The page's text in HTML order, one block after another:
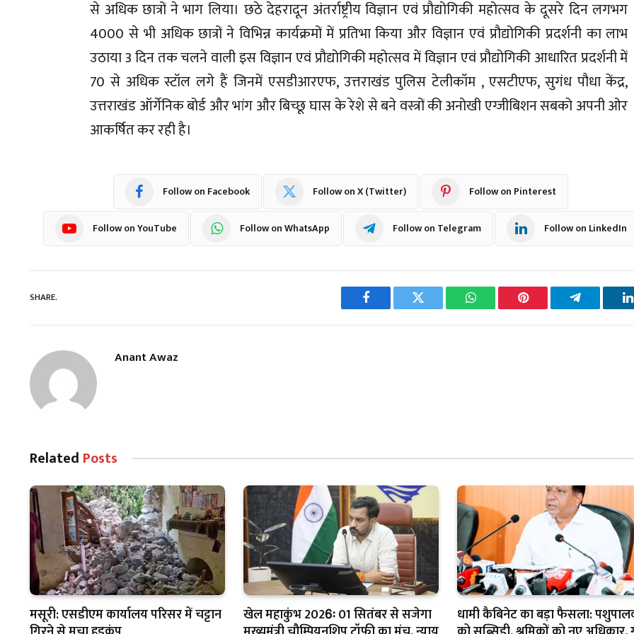
से अधिक छात्रों ने भाग लिया। छठे देहरादून अंतर्राष्ट्रीय विज्ञान एवं प्रौद्योगिकी महोत्सव के दूसरे दिन लगभग
4000 से भी अधिक छात्रों ने विभिन्न कार्यक्रमों में प्रतिभा किया और विज्ञान एवं प्रौद्योगिकी प्रदर्शनी का लाभ
उठाया 3 दिन तक चलने वाली इस विज्ञान एवं प्रौद्योगिकी महोत्सव में विज्ञान एवं प्रौद्योगिकी आधारित प्रदर्शनी में
70 से अधिक स्टॉल लगे हैं जिनमें एसडीआरएफ, उत्तराखंड पुलिस टेलीकॉम , एसटीएफ, सुगंध पौधा केंद्र,
उत्तराखंड ऑर्गेनिक बोर्ड और भांग और बिच्छू घास के रेशे से बने वस्त्रों की अनोखी एग्जीबिशन सबको अपनी ओर
आकर्षित कर रही है।
Follow on Facebook Follow on X (Twitter) Follow on Pinterest
Follow on YouTube Follow on WhatsApp Follow on Telegram Follow on LinkedIn
SHARE.
Facebook Twitter WhatsAppPinterest Telegram
Anant Awaz
Related Posts
मसूरी: एसडीएम कार्यालय परिसर में चट्टान
खेल महाकुंभ 2026ः 01 सितंबर से सजेगा
धामी कैबिनेट का बड़ा फैसला: